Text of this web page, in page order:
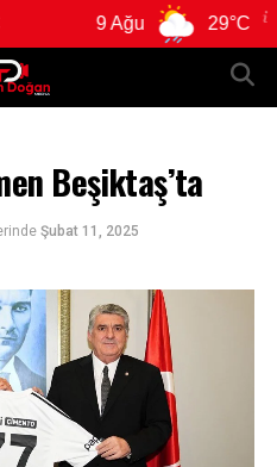
29°C
Beşiktaş’ta
Şubat 11, 2025